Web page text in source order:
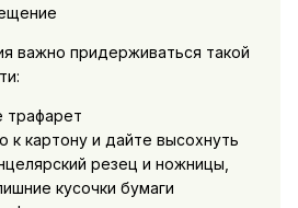
важно придерживаться такой
трафарет
к картону и дайте высохнуть
резец и ножницы,
кусочки бумаги